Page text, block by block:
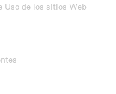
Uso de los sitios Web